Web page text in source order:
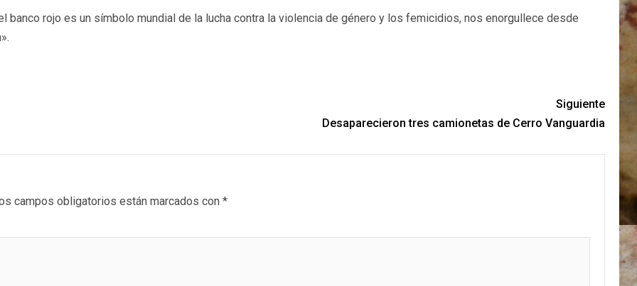
banco rojo es un símbolo mundial de la lucha contra la violencia de género y los femicidios, nos enorgullece desde
Siguiente
Desaparecieron tres camionetas de Cerro Vanguardia
campos obligatorios están marcados con *